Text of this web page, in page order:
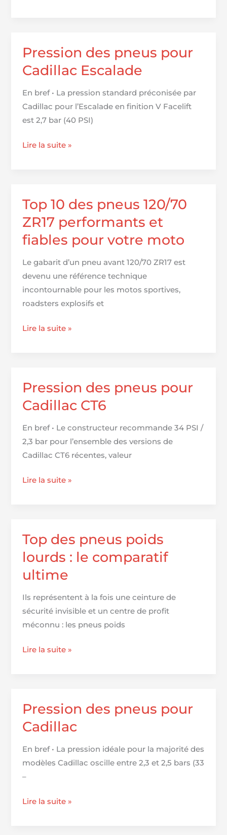
quad
pour
une
adhérence
optimale
Pression des pneus pour
Cadillac Escalade
En bref • La pression standard préconisée par
Cadillac pour l’Escalade en finition V Facelift
est 2,7 bar (40 PSI)
Pression
Cadillac
Escalade
Lire la suite »
Top 10 des pneus 120/70
ZR17 performants et
fiables pour votre moto
Le gabarit d’un pneu avant 120/70 ZR17 est
devenu une référence technique
incontournable pour les motos sportives,
roadsters explosifs et
Top
120/70
performants
et
fiables
pour
moto
Lire la suite »
Pression des pneus pour
Cadillac CT6
En bref • Le constructeur recommande 34 PSI /
2,3 bar pour l’ensemble des versions de
Cadillac CT6 récentes, valeur
Pression
Cadillac
Lire la suite »
Top des pneus poids
lourds : le comparatif
ultime
Ils représentent à la fois une ceinture de
sécurité invisible et un centre de profit
méconnu : les pneus poids
Top
lourds
le
comparatif
ultime
Lire la suite »
Pression des pneus pour
Cadillac
En bref • La pression idéale pour la majorité des
modèles Cadillac oscille entre 2,3 et 2,5 bars (33
–
Pression
Lire la suite »